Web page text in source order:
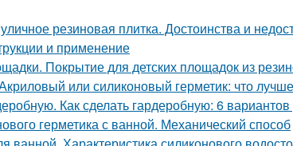
резиновая плитка. Достоинства и
и применение
Покрытие для детских площадок из
или силиконовый герметик: что
Как сделать гардеробную: 6
герметика с ванной. Механический способ